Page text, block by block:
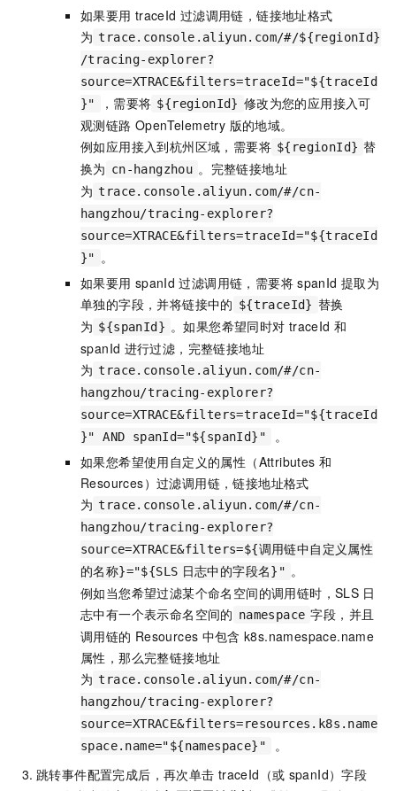
如果要用 traceId 过滤调用链，链接地址格式
为 trace.console.aliyun.com/#/${regionId}
/tracing-explorer?
source=XTRACE&filters=traceId="${traceId
}"
，需要将 ${regionId} 修改为您的应用接入可
观测链路 OpenTelemetry 版的地域。
例如应用接入到杭州区域，需要将 ${regionId} 替
换为 cn-hangzhou 。完整链接地址
为 trace.console.aliyun.com/#/cn-
hangzhou/tracing-explorer?
source=XTRACE&filters=traceId="${traceId
}" 。
如果要用 spanId 过滤调用链，需要将 spanId 提取为
单独的字段，并将链接中的 ${traceId} 替换
为 ${spanId} 。如果您希望同时对 traceId 和
spanId 进行过滤，完整链接地址
为 trace.console.aliyun.com/#/cn-
hangzhou/tracing-explorer?
source=XTRACE&filters=traceId="${traceId
}" AND spanId="${spanId}"
。
如果您希望使用自定义的属性（Attributes 和
Resources）过滤调用链，链接地址格式
为 trace.console.aliyun.com/#/cn-
hangzhou/tracing-explorer?
source=XTRACE&filters=${调用链中自定义属性
的名称}="${SLS 日志中的字段名}" 。
例如当您希望过滤某个命名空间的调用链时，SLS 日
志中有一个表示命名空间的 namespace 字段，并且
调用链的 Resources 中包含 k8s.namespace.name
属性，那么完整链接地址
为 trace.console.aliyun.com/#/cn-
hangzhou/tracing-explorer?
source=XTRACE&filters=resources.k8s.name
space.name="${namespace}"
。
跳转事件配置完成后，再次单击 traceId（或 spanId）字段